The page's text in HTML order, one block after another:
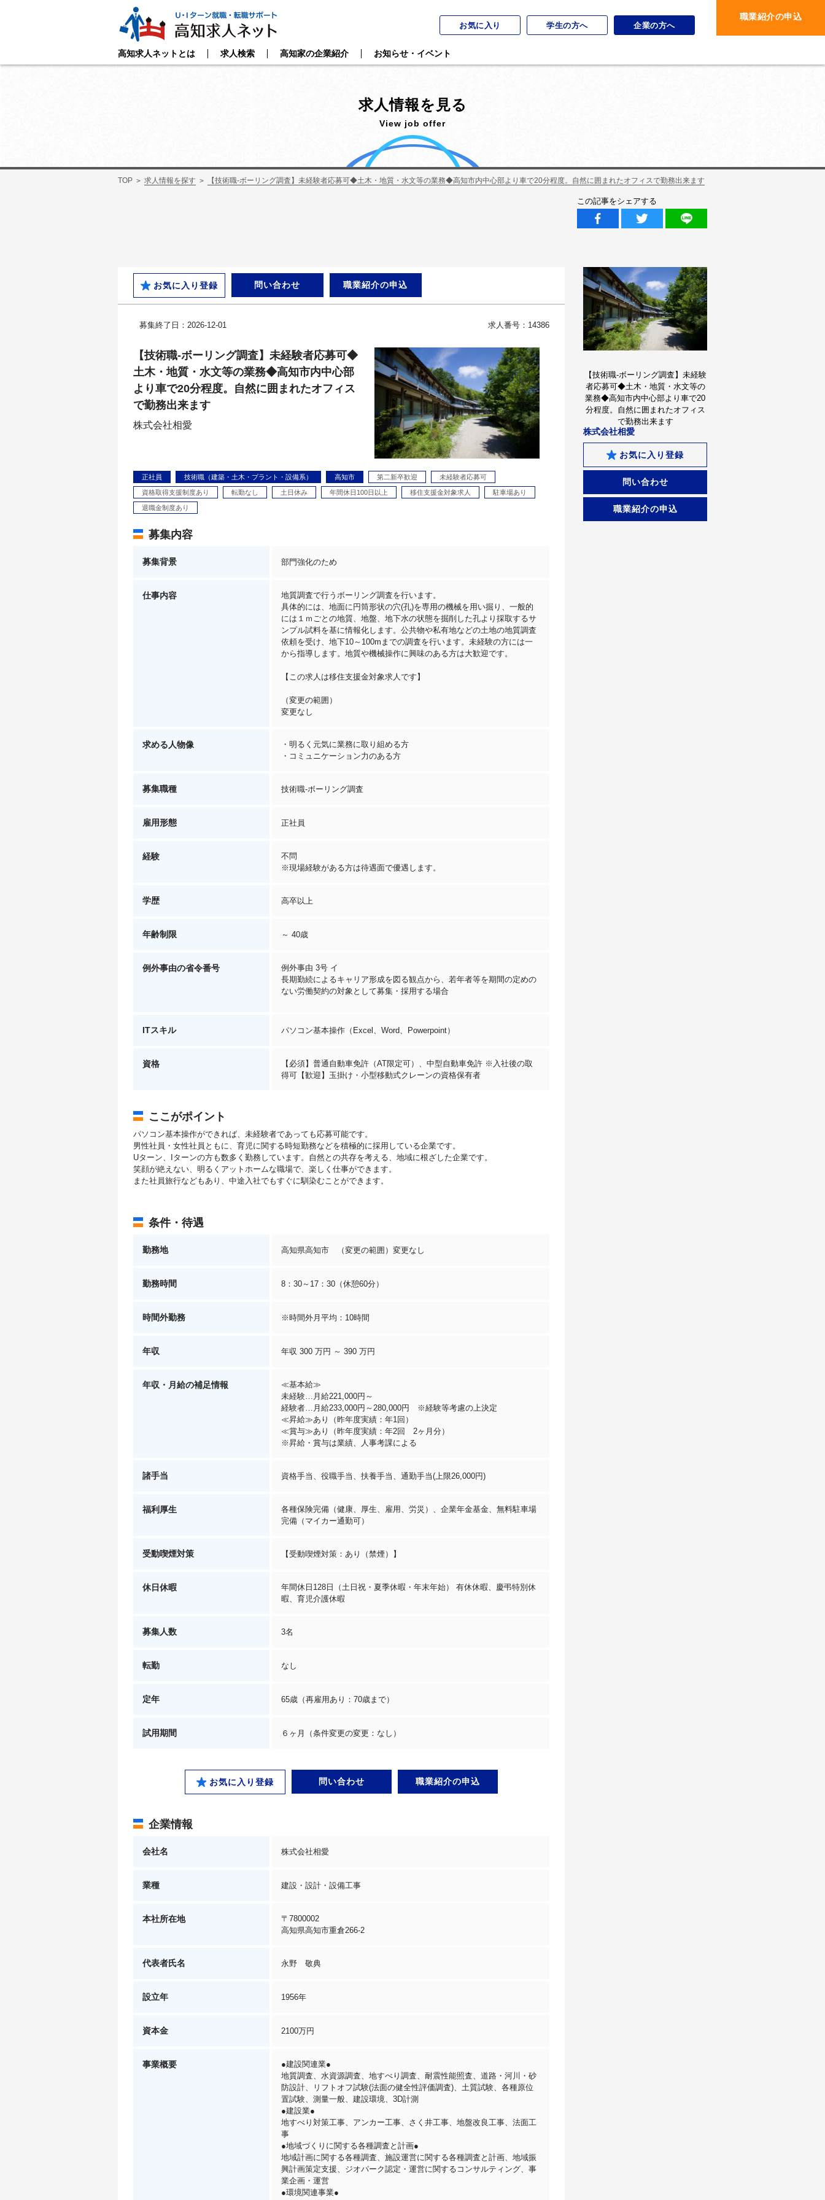
お気に入り 学生の方へ 企業の方へ
職業紹介の申込
高知求人ネットとは 求人検索 高知家の企業紹介 お知らせ・イベント
求人情報を見る
View job offer
TOP 求人情報を探す 【技術職-ボーリング調査】未経験者応募可◆土木・地質・水文等の業務◆高知市内中心部より車で20分程度。自然に囲まれたオフィスで勤務出来ます
この記事をシェアする
お気に入り登録 問い合わせ 職業紹介の申込
募集終了日：2026-12-01 求人番号：14386
【技術職-ボーリング調査】未経験者応募可◆
土木・地質・水文等の業務◆高知市内中心部
より車で20分程度。自然に囲まれたオフィス
で勤務出来ます
株式会社相愛
正社員 技術職（建築・土木・プラント・設備系） 高知市 第二新卒歓迎 未経験者応募可
資格取得支援制度あり 転勤なし 土日休み 年間休日100日以上 移住支援金対象求人 駐車場あり
退職金制度あり
募集内容
募集背景 部門強化のため
仕事内容
地質調査で行うボーリング調査を行います。
具体的には、地面に円筒形状の穴(孔)を専用の機械を用い掘り、一般的
には１ｍごとの地質、地盤、地下水の状態を掘削した孔より採取するサ
ンプル試料を基に情報化します。公共物や私有地などの⼟地の地質調査
依頼を受け、地下10～100mまでの調査を⾏います。未経験の方には一
から指導します。地質や機械操作に興味のある方は大歓迎です。
【この求人は移住支援金対象求人です】
（変更の範囲）
変更なし
求める人物像
・明るく元気に業務に取り組める方
・コミュニケーション力のある方
募集職種 技術職-ボーリング調査
雇用形態 正社員
経験
不問
※現場経験がある方は待遇面で優遇します。
学歴 高卒以上
年齢制限 ～ 40歳
例外事由の省令番号
例外事由 3号 イ
長期勤続によるキャリア形成を図る観点から、若年者等を期間の定めの
ない労働契約の対象として募集・採用する場合
ITスキル パソコン基本操作（Excel、Word、Powerpoint）
資格
【必須】普通自動車免許（AT限定可）、中型自動車免許 ※入社後の取
得可【歓迎】玉掛け・小型移動式クレーンの資格保有者
ここがポイント
パソコン基本操作ができれば、未経験者であっても応募可能です。
男性社員・女性社員ともに、育児に関する時短勤務などを積極的に採用している企業です。
Uターン、Iターンの方も数多く勤務しています。自然との共存を考える、地域に根ざした企業です。
笑顔が絶えない、明るくアットホームな職場で、楽しく仕事ができます。
また社員旅行などもあり、中途入社でもすぐに馴染むことができます。
条件・待遇
勤務地 高知県高知市 （変更の範囲）変更なし
勤務時間 8：30～17：30（休憩60分）
時間外勤務 ※時間外月平均：10時間
年収 年収 300 万円 ～ 390 万円
年収・月給の補足情報
≪基本給≫
未経験…月給221,000円～
経験者…月給233,000円～280,000円 ※経験等考慮の上決定
≪昇給≫あり（昨年度実績：年1回）
≪賞与≫あり（昨年度実績：年2回 2ヶ月分）
※昇給・賞与は業績、人事考課による
諸手当 資格手当、役職手当、扶養手当、通勤手当(上限26,000円)
福利厚生
各種保険完備（健康、厚生、雇用、労災）、企業年金基金、無料駐車場
完備（マイカー通勤可）
受動喫煙対策 【受動喫煙対策：あり（禁煙）】
休日休暇
年間休日128日（土日祝・夏季休暇・年末年始） 有休休暇、慶弔特別休
暇、育児介護休暇
募集人数 3名
転勤 なし
定年 65歳（再雇用あり：70歳まで）
試用期間 ６ヶ月（条件変更の変更：なし）
お気に入り登録 問い合わせ 職業紹介の申込
企業情報
会社名 株式会社相愛
業種 建設・設計・設備工事
本社所在地
〒7800002
高知県高知市重倉266-2
代表者氏名 永野 敬典
設立年 1956年
資本金 2100万円
事業概要
●建設関連業●
地質調査、水資源調査、地すべり調査、耐震性能照査、道路・河川・砂
防設計、リフトオフ試験(法面の健全性評価調査)、土質試験、各種原位
置試験、測量一般、建設環境、3D計測
●建設業●
地すべり対策工事、アンカー工事、さく井工事、地盤改良工事、法面工
事
●地域づくりに関する各種調査と計画●
地域計画に関する各種調査、施設運営に関する各種調査と計画、地域振
興計画策定支援、ジオパーク認定・運営に関するコンサルティング、事
業企画・運営
●環境関連事業●
【技術職-ボーリング調査】未経験
者応募可◆土木・地質・水文等の
業務◆高知市内中心部より車で20
分程度。自然に囲まれたオフィス
で勤務出来ます
株式会社相愛
お気に入り登録
問い合わせ
職業紹介の申込